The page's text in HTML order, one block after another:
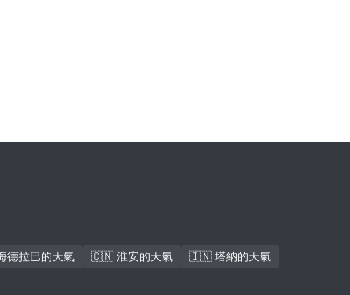
拉巴的天氣 🇨🇳 淮安的天氣
🇮🇳 塔納的天氣